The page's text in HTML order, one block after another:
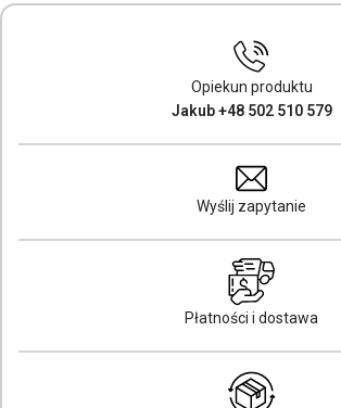
Opiekun produktu
Jakub +48 502 510 579
Wyślij zapytanie
Płatności i dostawa